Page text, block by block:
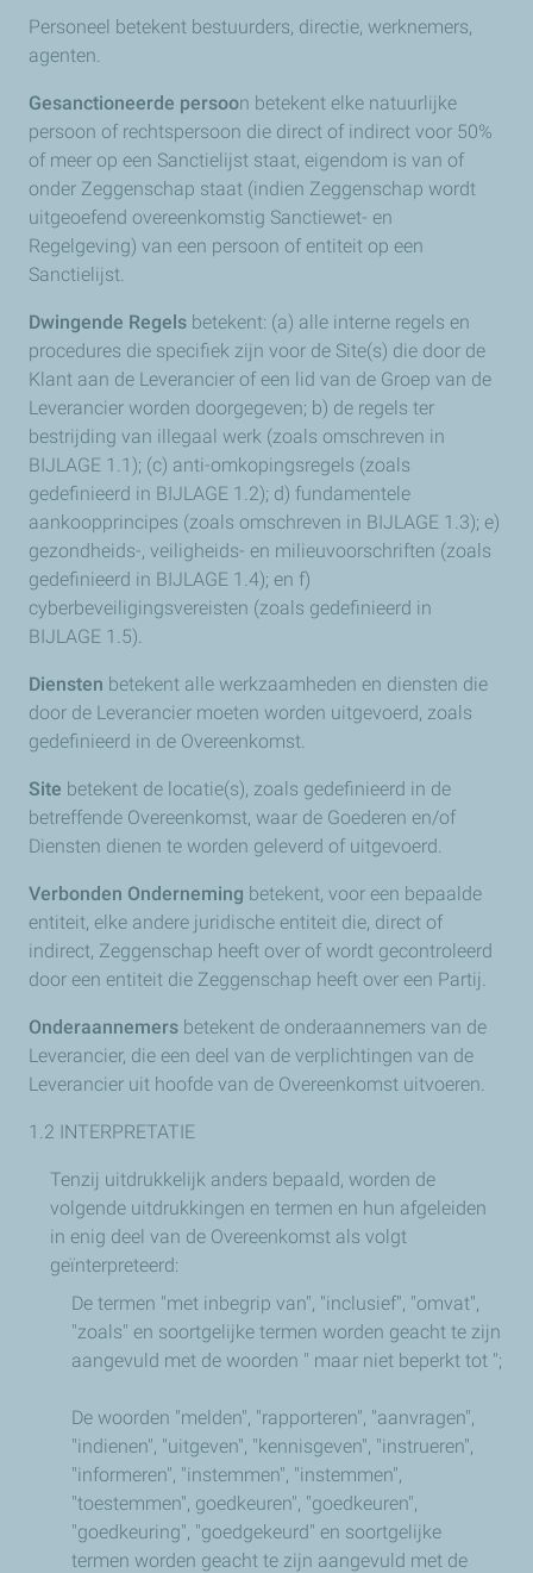
Personeel betekent bestuurders, directie, werknemers,
agenten.
Gesanctioneerde persoon betekent elke natuurlijke
persoon of rechtspersoon die direct of indirect voor 50%
of meer op een Sanctielijst staat, eigendom is van of
onder Zeggenschap staat (indien Zeggenschap wordt
uitgeoefend overeenkomstig Sanctiewet- en
Regelgeving) van een persoon of entiteit op een
Sanctielijst.
Dwingende Regels betekent: (a) alle interne regels en
procedures die specifiek zijn voor de Site(s) die door de
Klant aan de Leverancier of een lid van de Groep van de
Leverancier worden doorgegeven; b) de regels ter
bestrijding van illegaal werk (zoals omschreven in
BIJLAGE 1.1); (c) anti-omkopingsregels (zoals
gedefinieerd in BIJLAGE 1.2); d) fundamentele
aankoopprincipes (zoals omschreven in BIJLAGE 1.3); e)
gezondheids-, veiligheids- en milieuvoorschriften (zoals
gedefinieerd in BIJLAGE 1.4); en f)
cyberbeveiligingsvereisten (zoals gedefinieerd in
BIJLAGE 1.5).
Diensten betekent alle werkzaamheden en diensten die
door de Leverancier moeten worden uitgevoerd, zoals
gedefinieerd in de Overeenkomst.
Site betekent de locatie(s), zoals gedefinieerd in de
betreffende Overeenkomst, waar de Goederen en/of
Diensten dienen te worden geleverd of uitgevoerd.
Verbonden Onderneming betekent, voor een bepaalde
entiteit, elke andere juridische entiteit die, direct of
indirect, Zeggenschap heeft over of wordt gecontroleerd
door een entiteit die Zeggenschap heeft over een Partij.
Onderaannemers betekent de onderaannemers van de
Leverancier, die een deel van de verplichtingen van de
Leverancier uit hoofde van de Overeenkomst uitvoeren.
1.2 INTERPRETATIE
Tenzij uitdrukkelijk anders bepaald, worden de
volgende uitdrukkingen en termen en hun afgeleiden
in enig deel van de Overeenkomst als volgt
geïnterpreteerd:
De termen "met inbegrip van", "inclusief", "omvat",
"zoals" en soortgelijke termen worden geacht te zijn
aangevuld met de woorden " maar niet beperkt tot ";
De woorden "melden", "rapporteren", "aanvragen",
"indienen", "uitgeven", "kennisgeven", "instrueren",
"informeren", "instemmen", "instemmen",
"toestemmen", goedkeuren", "goedkeuren",
"goedkeuring", "goedgekeurd" en soortgelijke
termen worden geacht te zijn aangevuld met de